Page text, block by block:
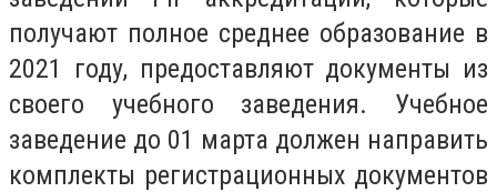
получают полное среднее образование в
2021 году, предоставляют документы из
своего учебного заведения. Учебное
заведение до 01 марта должен направить
комплекты регистрационных документов